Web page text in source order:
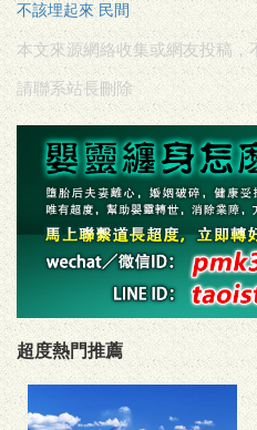
不該埋起來 民間
本文來源網絡收集或網友投稿，
請聯系站長刪除
超度熱門推薦